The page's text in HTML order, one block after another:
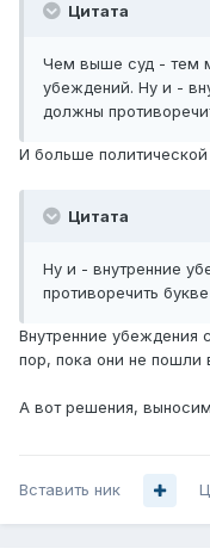
Цитата
Чем выше суд - тем
убеждений. Ну и -
должны
И больше
Цитата
Ну и - внутренние
противоречить
Внутренние убеждения
пор, пока они не пошли
А вот решения,
Вставить ник